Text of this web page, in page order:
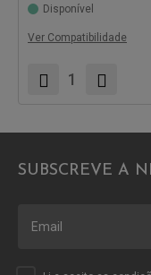
Disponível
Ver Compatibilidade
SUBSCREVE A